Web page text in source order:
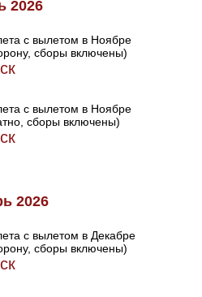
2026
с вылетом в Ноябре
сборы включены)
с вылетом в Ноябре
сборы включены)
2026
с вылетом в Декабре
сборы включены)